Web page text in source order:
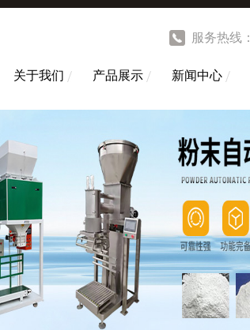
服务热线：
关于我们 产品展示 新闻中心